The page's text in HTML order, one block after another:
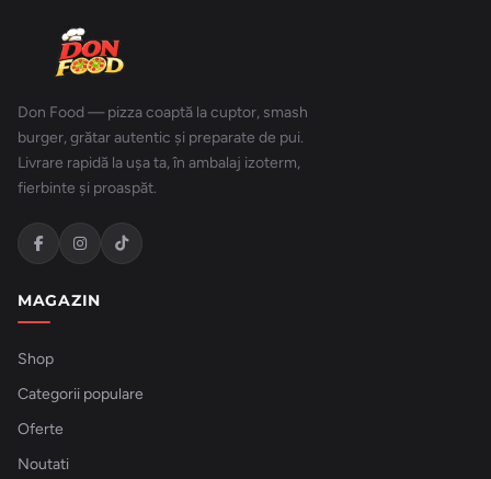
Don Food — pizza coaptă la cuptor, smash
burger, grătar autentic și preparate de pui.
Livrare rapidă la ușa ta, în ambalaj izoterm,
fierbinte și proaspăt.
MAGAZIN
Shop
Categorii populare
Oferte
Noutati